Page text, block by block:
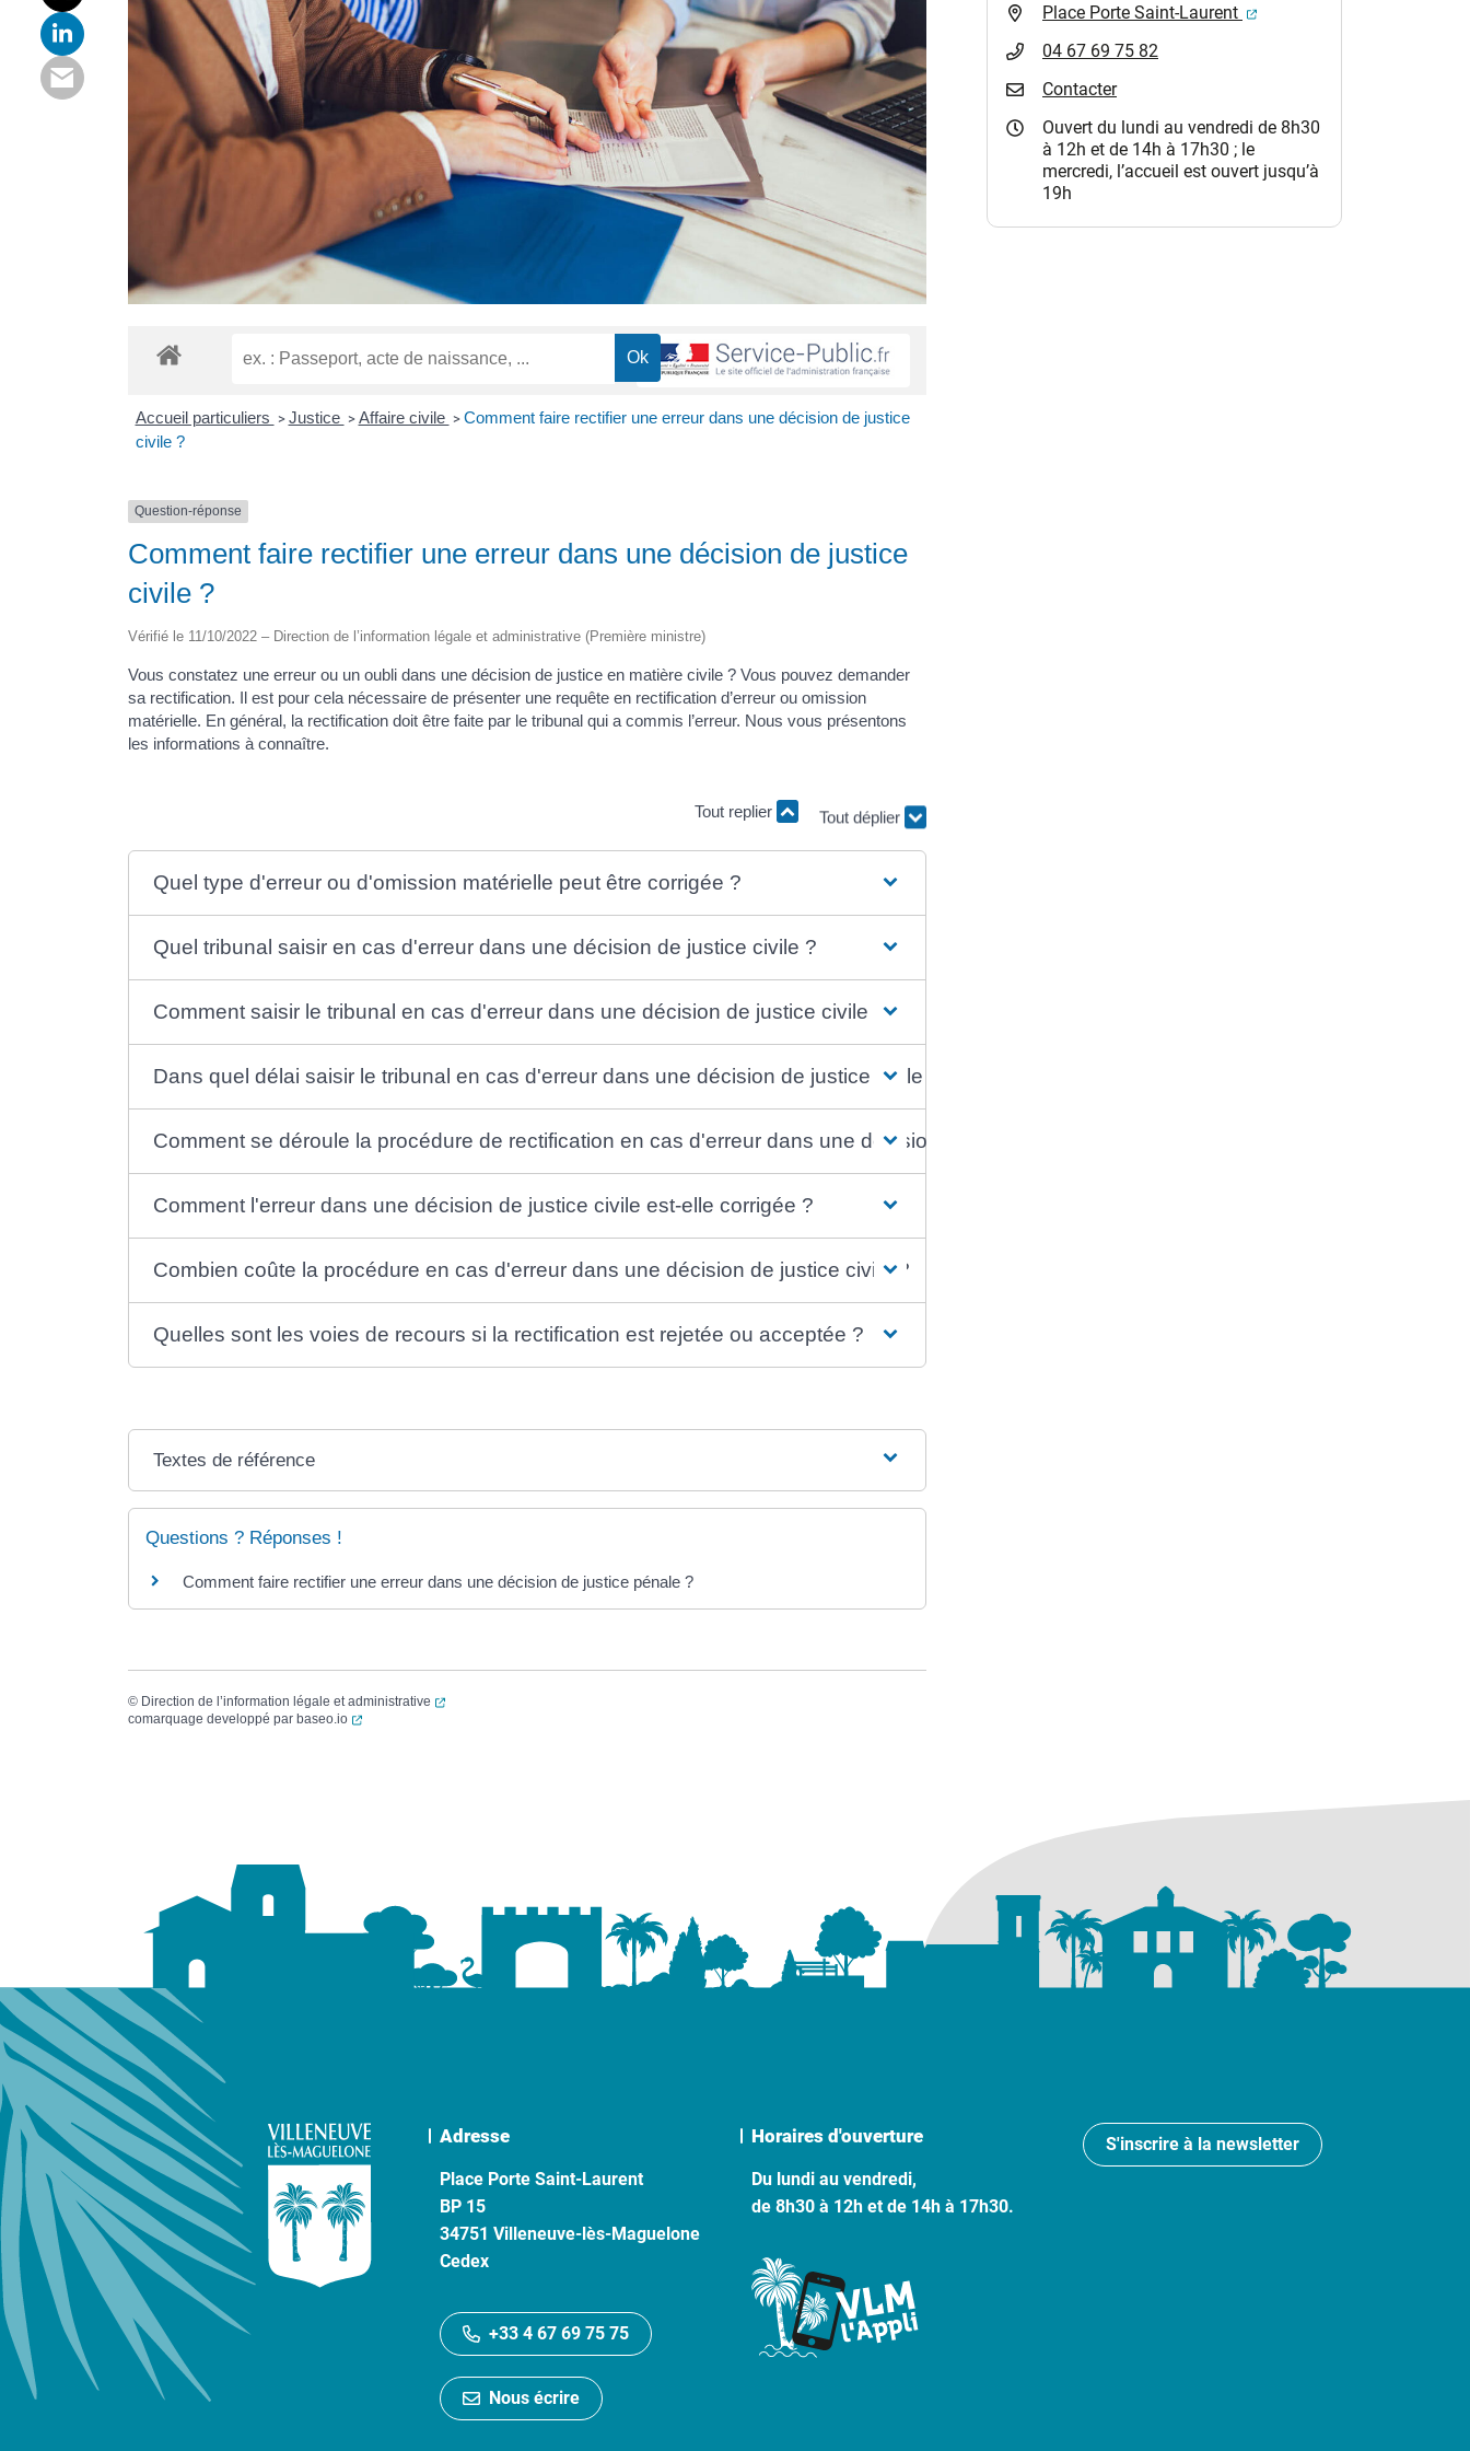
Accueil particuliers > Justice > Affaire civile > Comment faire rectifier une erreur dans une décision de justice
civile ?
Question-réponse
Comment faire rectifier une erreur dans une décision de justice
civile ?
Vérifié le 11/10/2022 – Direction de l’information légale et administrative (Première ministre)
Vous constatez une erreur ou un oubli dans une décision de justice en matière civile ? Vous pouvez demander
sa rectification. Il est pour cela nécessaire de présenter une requête en rectification d’erreur ou omission
matérielle. En général, la rectification doit être faite par le tribunal qui a commis l’erreur. Nous vous présentons
les informations à connaître.
Tout replier
Tout déplier
Quel type d'erreur ou d'omission matérielle peut être corrigée ?
Quel tribunal saisir en cas d'erreur dans une décision de justice civile ?
Comment saisir le tribunal en cas d'erreur dans une décision de justice civile ?
Dans quel délai saisir le tribunal en cas d'erreur dans une décision de justice civile ?
Comment se déroule la procédure de rectification en cas d'erreur dans une décision de justice civile ?
Comment l'erreur dans une décision de justice civile est-elle corrigée ?
Combien coûte la procédure en cas d'erreur dans une décision de justice civile ?
Quelles sont les voies de recours si la rectification est rejetée ou acceptée ?
Textes de référence
Questions ? Réponses !
Comment faire rectifier une erreur dans une décision de justice pénale ?
© Direction de l’information légale et administrative
(ouverture dans un nouvel onglet)
comarquage developpé par baseo.io (ouverture dans un nouvel onglet)
Place Porte Saint-Laurent
(ouverture dans un nouvel
04 67 69 75 82
Contacter
Ouvert du lundi au vendredi de 8h30
à 12h et de 14h à 17h30 ; le
mercredi, l’accueil est ouvert jusqu’à
19h
Adresse
Place Porte Saint-Laurent
BP 15
34751 Villeneuve-lès-Maguelone
Cedex
+33 4 67 69 75 75
Nous écrire
Horaires d'ouverture
Du lundi au vendredi,
de 8h30 à 12h et de 14h à 17h30.
S'inscrire à la newsletter